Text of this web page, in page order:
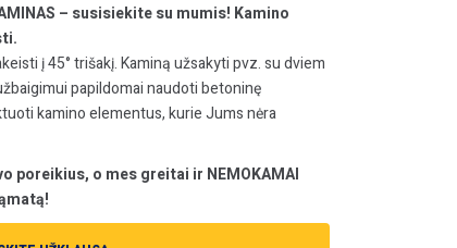
– susisiekite su mumis! Kamino
į 45° trišakį. Kaminą užsakyti pvz. su dviem
papildomai naudoti betoninę
kamino elementus, kurie Jums nėra
poreikius, o mes greitai ir NEMOKAMAI